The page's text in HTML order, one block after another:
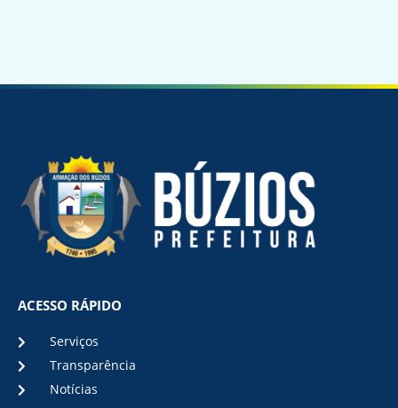
ACESSO RÁPIDO
Serviços
Transparência
Notícias